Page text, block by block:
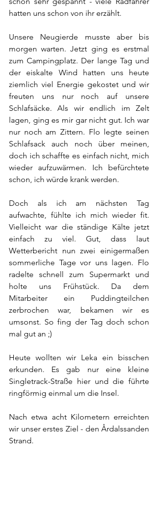
hatten uns schon von ihr erzählt.
Unsere Neugierde musste aber bis
morgen warten. Jetzt ging es erstmal
zum Campingplatz. Der lange Tag und
der eiskalte Wind hatten uns heute
ziemlich viel Energie gekostet und wir
freuten uns nur noch auf unsere
Schlafsäcke. Als wir endlich im Zelt
lagen, ging es mir gar nicht gut. Ich war
nur noch am Zittern. Flo legte seinen
Schlafsack auch noch über meinen,
doch ich schaffte es einfach nicht, mich
wieder aufzuwärmen. Ich befürchtete
schon, ich würde krank werden.
Doch als ich am nächsten Tag
aufwachte, fühlte ich mich wieder fit.
Vielleicht war die ständige Kälte jetzt
einfach zu viel. Gut, dass laut
Wetterbericht nun zwei einigermaßen
sommerliche Tage vor uns lagen. Flo
radelte schnell zum Supermarkt und
holte uns Frühstück. Da dem
Mitarbeiter ein Puddingteilchen
zerbrochen war, bekamen wir es
umsonst. So fing der Tag doch schon
mal gut an ;)
Heute wollten wir Leka ein bisschen
erkunden. Es gab nur eine kleine
Singletrack-Straße hier und die führte
ringförmig einmal um die Insel.
Nach etwa acht Kilometern erreichten
wir unser erstes Ziel - den Årdalssanden
Strand.